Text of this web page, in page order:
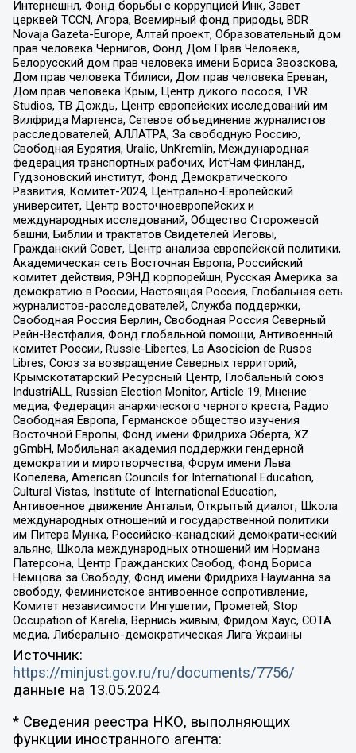
Интернешнл, Фонд борьбы с коррупцией Инк, Завет
церквей TCCN, Агора, Всемирный фонд природы, BDR
Novaja Gazeta-Europe, Алтай проект, Образовательный дом
прав человека Чернигов, Фонд Дом Прав Человека,
Белорусский дом прав человека имени Бориса Звозскова,
Дом прав человека Тбилиси, Дом прав человека Ереван,
Дом прав человека Крым, Центр дикого лосося, TVR
Studios, ТВ Дождь, Центр европейских исследований им
Вилфрида Мартенса, Сетевое объединение журналистов
расследователей, АЛЛАТРА, За свободную Россию,
Свободная Бурятия, Uralic, UnKremlin, Международная
федерация транспортных рабочих, ИстЧам Финланд,
Гудзоновский институт, Фонд Демократического
Развития, Комитет-2024, Центрально-Европейский
университет, Центр восточноевропейских и
международных исследований, Общество Сторожевой
башни, Библии и трактатов Свидетелей Иеговы,
Гражданский Совет, Центр анализа европейской политики,
Академическая сеть Восточная Европа, Российский
комитет действия, РЭНД корпорейшн, Русская Америка за
демократию в России, Настоящая Россия, Глобальная сеть
журналистов-расследователей, Служба поддержки,
Свободная Россия Берлин, Свободная Россия Северный
Рейн-Вестфалия, Фонд глобальной помощи, Антивоенный
комитет России, Russie-Libertes, La Asocicion de Rusos
Libres, Союз за возвращение Северных территорий,
Крымскотатарский Ресурсный Центр, Глобальный союз
IndustriALL, Russian Election Monitor, Article 19, Мнение
медиа, Федерация анархического черного креста, Радио
Свободная Европа, Германское общество изучения
Восточной Европы, Фонд имени Фридриха Эберта, XZ
gGmbH, Мобильная академия поддержки гендерной
демократии и миротворчества, Форум имени Льва
Копелева, American Councils for International Education,
Cultural Vistas, Institute of International Education,
Антивоенное движение Антальи, Открытый диалог, Школа
международных отношений и государственной политики
им Питера Мунка, Российско-канадский демократический
альянс, Школа международных отношений им Нормана
Патерсона, Центр Гражданских Свобод, Фонд Бориса
Немцова за Свободу, Фонд имени Фридриха Науманна за
свободу, Феминистское антивоенное сопротивление,
Комитет независимости Ингушетии, Прометей, Stop
Occupation of Karelia, Вернись живым, Фридом Хаус, СОТА
медиа, Либерально-демократическая Лига Украины
Источник:
https://minjust.gov.ru/ru/documents/7756/
данные на 13.05.2024
* Сведения реестра НКО, выполняющих
функции иностранного агента: